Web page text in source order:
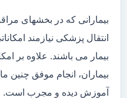
بیمارانی که در بخشهای
انتقال پزشکی نیازمند
بیمار می باشند. علاوه بر
بیماران، انجام موفق چنین
آموزش دیده و مجرب است.